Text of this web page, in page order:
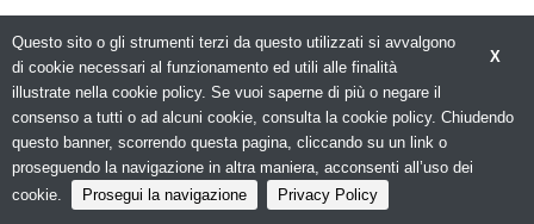
X
Questo sito o gli strumenti terzi da questo utilizzati si avvalgono
di cookie necessari al funzionamento ed utili alle finalità
illustrate nella cookie policy. Se vuoi saperne di più o negare il
consenso a tutti o ad alcuni cookie, consulta la cookie policy. Chiudendo
questo banner, scorrendo questa pagina, cliccando su un link o
proseguendo la navigazione in altra maniera, acconsenti all’uso dei
cookie.
Prosegui la navigazione Privacy Policy